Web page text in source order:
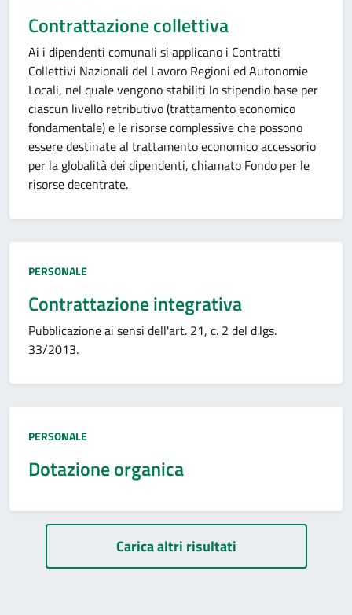
Contrattazione collettiva
Ai i dipendenti comunali si applicano i Contratti
Collettivi Nazionali del Lavoro Regioni ed Autonomie
Locali, nel quale vengono stabiliti lo stipendio base per
ciascun livello retributivo (trattamento economico
fondamentale) e le risorse complessive che possono
essere destinate al trattamento economico accessorio
per la globalità dei dipendenti, chiamato Fondo per le
risorse decentrate.
Tipo:
PERSONALE
Contrattazione integrativa
Pubblicazione ai sensi dell'art. 21, c. 2 del d.lgs.
33/2013.
Tipo:
PERSONALE
Dotazione organica
PaginazioneCarica altri risultati